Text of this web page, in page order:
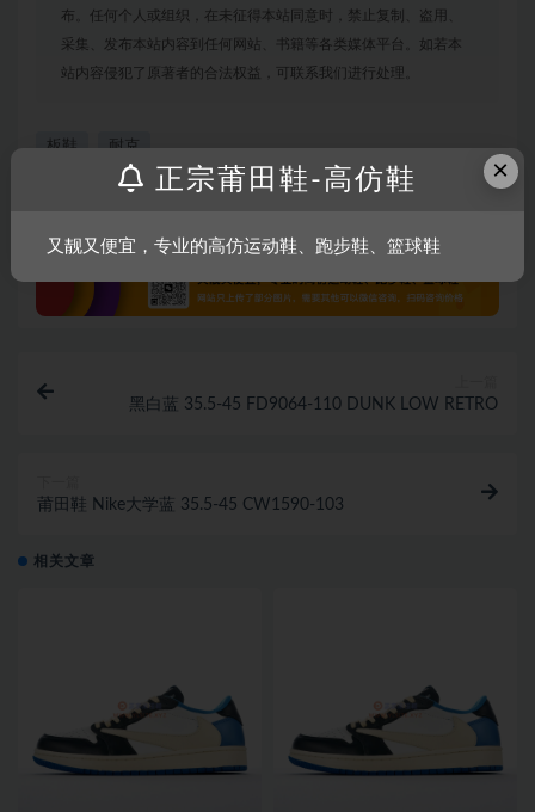
布。任何个人或组织，在未征得本站同意时，禁止复制、盗用、
采集、发布本站内容到任何网站、书籍等各类媒体平台。如若本
站内容侵犯了原著者的合法权益，可联系我们进行处理。
板鞋 耐克
黑白蓝 35.5-45 FD9064-110 DUNK LOW RETRO
莆田鞋 Nike大学蓝 35.5-45 CW1590-103
相关文章
×
正宗莆田鞋-高仿鞋
又靓又便宜，专业的高仿运动鞋、跑步鞋、篮球鞋